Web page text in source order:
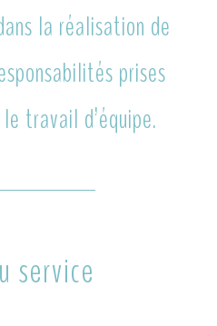
la réalisation de
prises
travail d’équipe.
service